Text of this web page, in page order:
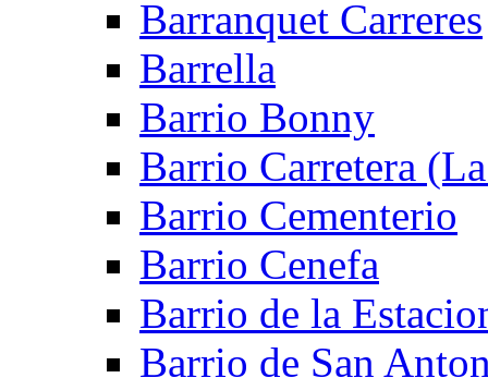
Barranquet Carreres
Barrella
Barrio Bonny
Barrio Carretera
Barrio Cementerio
Barrio Cenefa
Barrio de la
Barrio de San